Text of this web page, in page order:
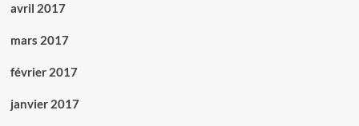
avril 2017
mars 2017
février 2017
janvier 2017